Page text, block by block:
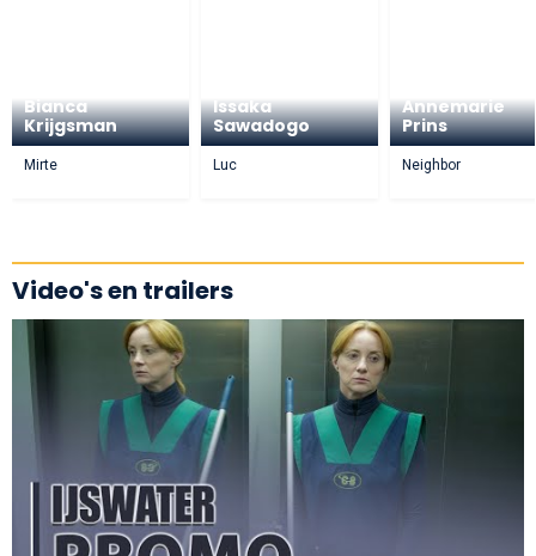
Bianca
Krijgsman
Mirte
Issaka
Sawadogo
Luc
Annemarie
Prins
Neighbor
Video's en trailers